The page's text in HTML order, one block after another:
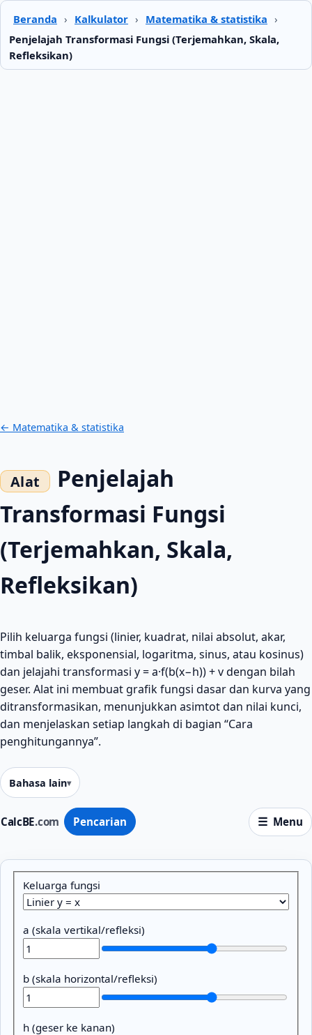
Beranda › Kalkulator › Matematika & statistika ›
Penjelajah Transformasi Fungsi (Terjemahkan, Skala,
Refleksikan)
CalcBE.com Pencarian Menu
← Matematika & statistika
Penjelajah
Transformasi Fungsi
(Terjemahkan, Skala,
Refleksikan)
Pilih keluarga fungsi (linier, kuadrat, nilai absolut, akar,
timbal balik, eksponensial, logaritma, sinus, atau kosinus)
dan jelajahi transformasi y = a·f(b(x−h)) + v dengan bilah
geser. Alat ini membuat grafik fungsi dasar dan kurva yang
ditransformasikan, menunjukkan asimtot dan nilai kunci,
dan menjelaskan setiap langkah di bagian “Cara
penghitungannya”.
Bahasa lain
Parameter
Keluarga fungsi
a (skala vertikal/refleksi)
b (skala horizontal/refleksi)
h (geser ke kanan)